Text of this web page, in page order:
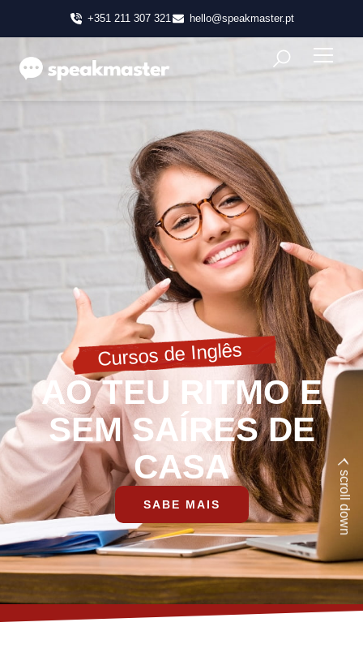
+351 211 307 321 hello@speakmaster.pt
Cursos de Inglês
AO TEU RITMO E
SEM SAÍRES DE
CASA
SABE MAIS scroll down